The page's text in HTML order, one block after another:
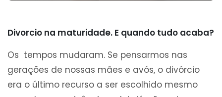
Divorcio na maturidade. E quando tudo acaba?
Os tempos mudaram. Se pensarmos nas
gerações de nossas mães e avós, o divórcio
era o último recurso a ser escolhido mesmo